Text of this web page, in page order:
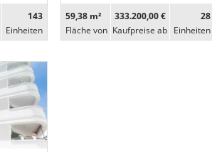
143
Ein­heiten
59,38 m²
Fläche von
333.200,00 €
Kaufpreise ab
28
Ein­heiten